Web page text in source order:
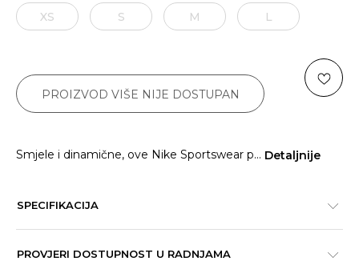
XS S M L
PROIZVOD VIŠE NIJE DOSTUPAN
Smjele i dinamične, ove Nike Sportswear p... Detaljnije
SPECIFIKACIJA
PROVJERI DOSTUPNOST U RADNJAMA